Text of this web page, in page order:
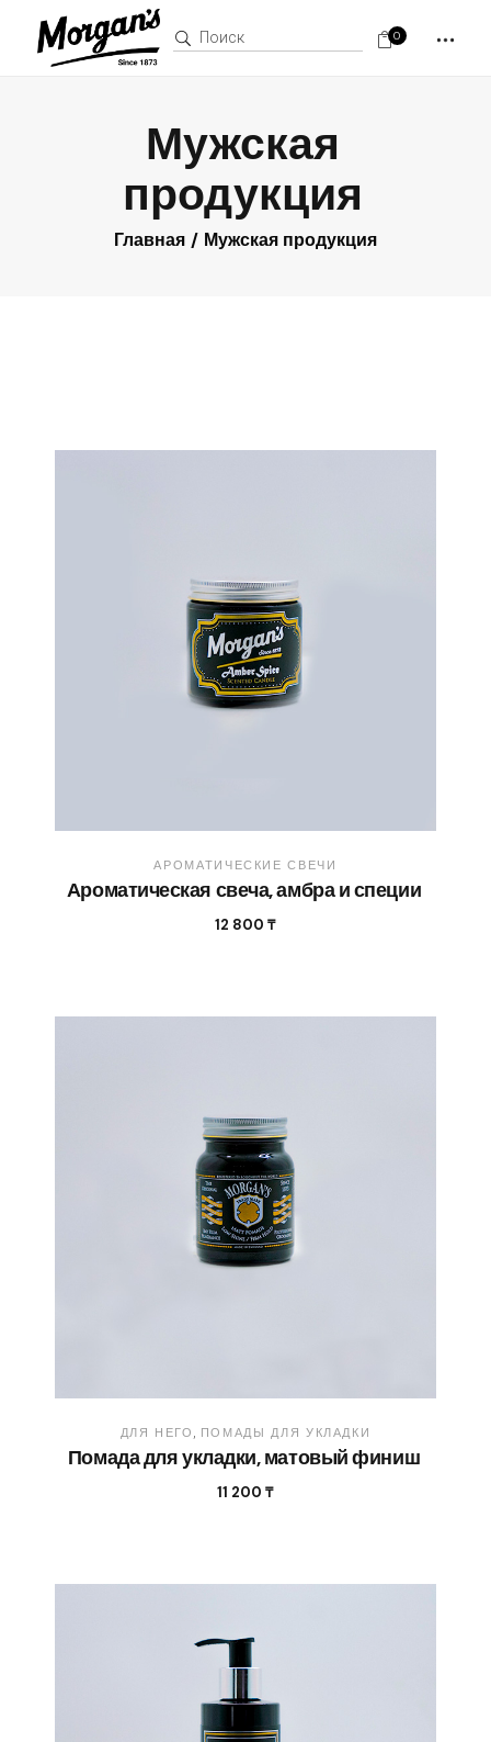
0
Мужская
продукция
Главная Мужская продукция
АРОМАТИЧЕСКИЕ СВЕЧИ
Ароматическая свеча, амбра и специи
12 800₸
ДЛЯ НЕГО ПОМАДЫ ДЛЯ УКЛАДКИ
Помада для укладки, матовый финиш
11 200₸